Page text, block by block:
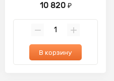
10 820 ₽
В корзину